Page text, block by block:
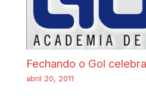
Fechando o Gol
abril 20, 2011